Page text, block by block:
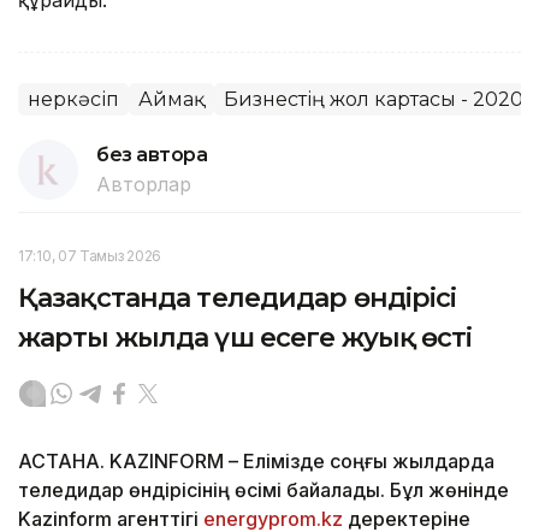
Өнеркәсіп Аймақ Бизнестің жол картасы - 2020
без автора
Авторлар
17:10, 07 Тамыз 2026
Қазақстанда теледидар өндірісі
жарты жылда үш есеге жуық өсті
АСТАНА. KAZINFORM – Елімізде соңғы жылдарда
теледидар өндірісінің өсімі байқалады. Бұл жөнінде
Kazinform агенттігі energyprom.kz деректеріне